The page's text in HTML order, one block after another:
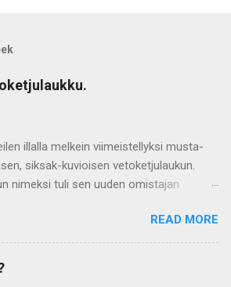
illalla melkein viimeistellyksi musta-
siksak-kuvioisen vetoketjulaukun.
nimeksi tuli sen uuden omistajan
maaliskuussa, eli voin raportoida tästä
tilkkujen ”Jotain valmiiksi joka kuukausi –
Leikkasin laukun yläreunastaan
READ MORE